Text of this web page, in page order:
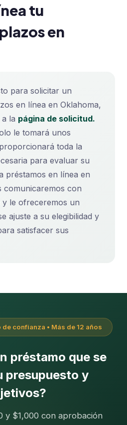
tu
en
para solicitar un
en línea en Oklahoma,
la página de solicitud.
le tomará unos
toda la
para evaluar su
préstamos en línea en
comunicaremos con
y le ofreceremos un
ajuste a su elegibilidad y
satisfacer sus
confianza • Más de 12 años
préstamo que se
presupuesto y
y $1,000 con aprobación